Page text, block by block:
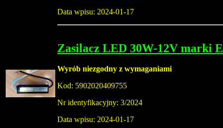
Data wpisu: 2024-01-17
Zasilacz LED 30W-12V marki
Wyrób niezgodny z wymaganiami
Kod: 5902020409755
Nr identyfikacyjny: 3/2024
Data wpisu: 2024-01-17